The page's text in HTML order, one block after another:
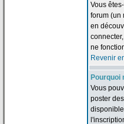
Vous
forum (un
en
ne
Revenir
Pourquoi
Vous
poster